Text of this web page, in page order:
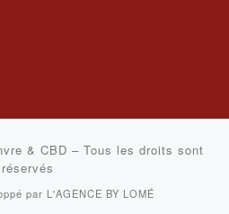
& CBD – Tous les droits sont
réservés
par L'AGENCE BY LOMÉ